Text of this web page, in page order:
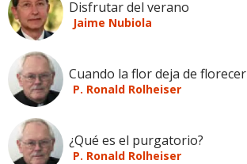
Disfrutar del verano
Jaime Nubiola
Cuando la flor deja de florecer
P. Ronald Rolheiser
¿Qué es el purgatorio?
P. Ronald Rolheiser